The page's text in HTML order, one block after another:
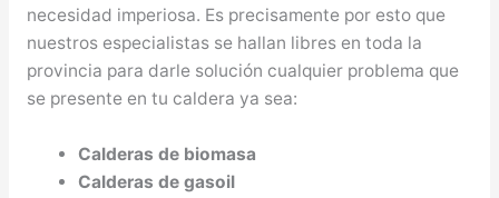
necesidad imperiosa. Es precisamente por esto que
nuestros especialistas se hallan libres en toda la
provincia para darle solución cualquier problema que
se presente en tu caldera ya sea:
Calderas de biomasa
Calderas de gasoil